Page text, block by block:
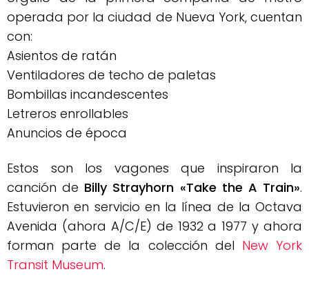
operada por la ciudad de Nueva York, cuentan
con:
Asientos de ratán
Ventiladores de techo de paletas
Bombillas incandescentes
Letreros enrollables
Anuncios de época
Estos son los vagones que inspiraron la
canción de Billy Strayhorn «Take the A Train».
Estuvieron en servicio en la línea de la Octava
Avenida (ahora A/C/E) de 1932 a 1977 y ahora
forman parte de la colección del New York
Transit Museum.